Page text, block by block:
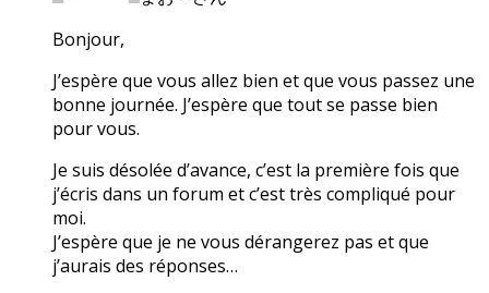
Bonjour,
J’espère que vous allez bien et que vous passez une
bonne journée. J’espère que tout se passe bien
pour vous.
Je suis désolée d’avance, c’est la première fois que
j’écris dans un forum et c’est très compliqué pour
moi.
J’espère que je ne vous dérangerez pas et que
j’aurais des réponses…